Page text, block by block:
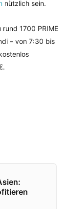
nützlich sein.
rund 1700 PRIME
– von 7:30 bis